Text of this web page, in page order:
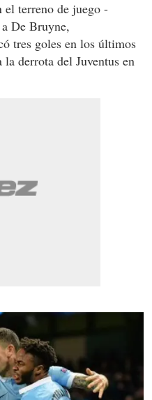
el terreno de juego -
De Bruyne,
tres goles en los últimos
derrota del Juventus en